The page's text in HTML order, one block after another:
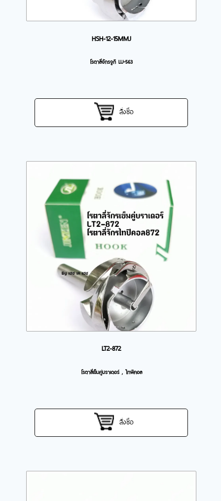
HSH-12-15MMJ
โรตาลี่จักรจูกิ LU-563
สั่งซื้อ
LT2-872
โรตาลี่เข็มคู่บราเดอร์ , ไทพิคอล
สั่งซื้อ